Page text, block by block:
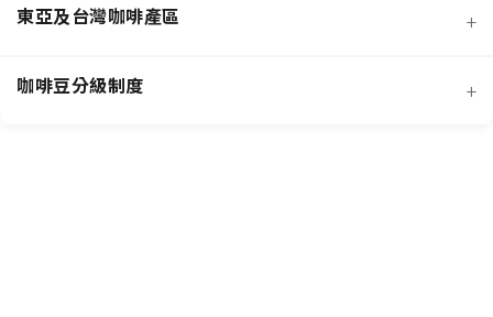
東亞及台灣咖啡產區 +
咖啡豆分級制度 +